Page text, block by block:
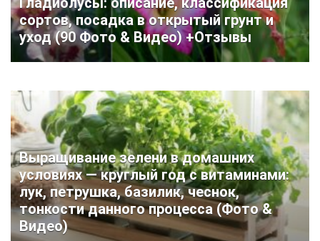
сортов, посадка в открытый грунт и
уход (90 Фото & Видео) +Отзывы
Выращивание зелени в домашних
условиях — круглый год с витаминами:
лук, петрушка, базилик, чеснок,
тонкости данного процесса (Фото &
Видео)